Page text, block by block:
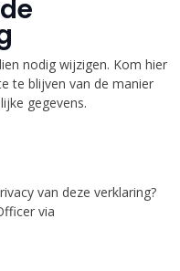
nodig wijzigen. Kom hier
te blijven van de manier
gegevens.
van deze verklaring?
via